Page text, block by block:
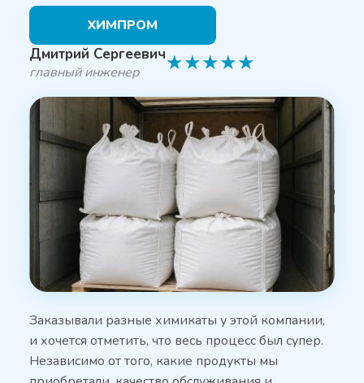
ХИМПРОМ
Дмитрий Сергеевич
главный инженер ★★★★★
Заказывали разные химикаты у этой компании,
и хочется отметить, что весь процесс был супер.
Независимо от того, какие продукты мы